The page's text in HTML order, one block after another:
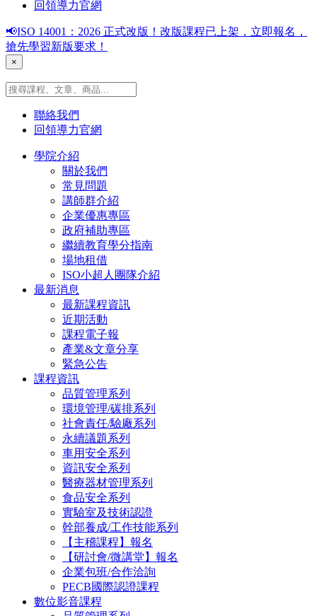
回領導力官網
📢ISO 14001：2026 正式改版！改版課程已上架，立即報名，
搶先學習新版要求！
×
聯絡我們
回領導力官網
學院介紹
關於我們
常見問題
講師群介紹
企業優惠專區
政府補助專區
繼續教育學分指南
場地租借
ISO小超人團隊介紹
最新消息
最新課程資訊
近期活動
課程電子報
產業&文章分享
緊急公告
課程資訊
品質管理系列
環境管理/碳排系列
社會責任/驗廠系列
永續議題系列
車用安全系列
資訊安全系列
醫療器材管理系列
食品安全系列
實驗室及技術認證
幹部養成/工作技能系列
【主稽課程】報名
【研討會/微講堂】報名
企業包班/合作洽詢
PECB國際認證課程
數位影音課程